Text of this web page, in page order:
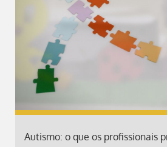
Autismo: o que os profissionais